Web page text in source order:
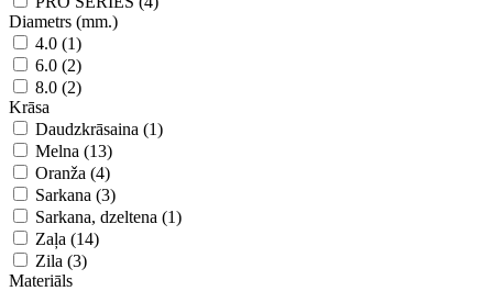
Diametrs (mm.)
4.0 (1)
6.0 (2)
8.0 (2)
Krāsa
Daudzkrāsaina (1)
Melna (13)
Oranža (4)
Sarkana (3)
Sarkana, dzeltena (1)
Zaļa (14)
Zila (3)
Materiāls